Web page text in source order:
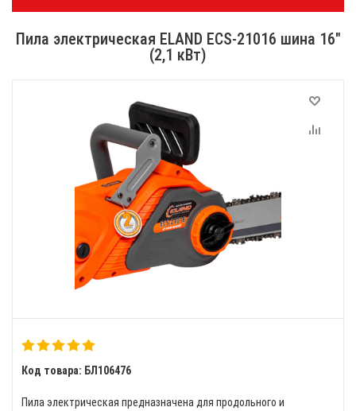
Пила электрическая ELAND ECS-21016 шина 16"
(2,1 кВт)
Код товара: БЛ106476
Пила электрическая предназначена для продольного и